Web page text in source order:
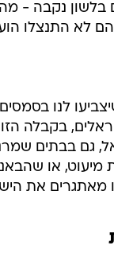
בלשון נקבה -
לא התנצלו
לנו
בקבלה
גם בבתים
או
מאתגרים את